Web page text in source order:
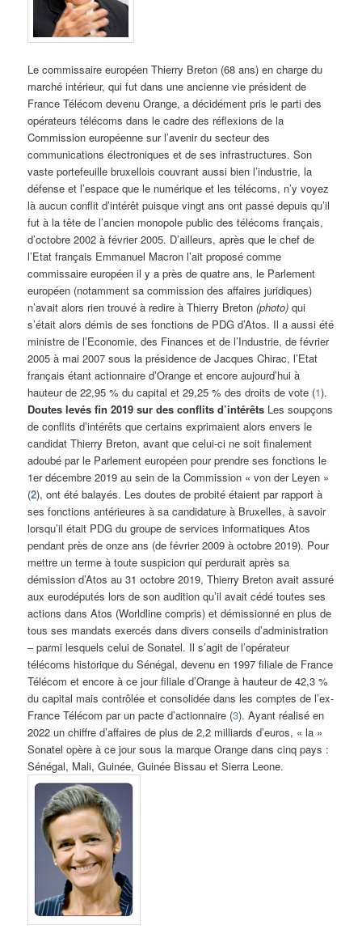
Le commissaire européen Thierry Breton (68 ans) en charge du
marché intérieur, qui fut dans une ancienne vie président de
France Télécom devenu Orange, a décidément pris le parti des
opérateurs télécoms dans le cadre des réflexions de la
Commission européenne sur l’avenir du secteur des
communications électroniques et de ses infrastructures. Son
vaste portefeuille bruxellois couvrant aussi bien l’industrie, la
défense et l’espace que le numérique et les télécoms, n’y voyez
là aucun conflit d’intérêt puisque vingt ans ont passé depuis qu’il
fut à la tête de l’ancien monopole public des télécoms français,
d’octobre 2002 à février 2005. D’ailleurs, après que le chef de
l’Etat français Emmanuel Macron l’ait proposé comme
commissaire européen il y a près de quatre ans, le Parlement
européen (notamment sa commission des affaires juridiques)
n’avait alors rien trouvé à redire à Thierry Breton(photo) qui
s’était alors démis de ses fonctions de PDG d’Atos. Il a aussi été
ministre de l’Economie, des Finances et de l’Industrie, de février
2005 à mai 2007 sous la présidence de Jacques Chirac, l’Etat
français étant actionnaire d’Orange et encore aujourd’hui à
hauteur de 22,95 % du capital et 29,25 % des droits de vote (1).
Doutes levés fin 2019 sur des conflits d’intérêts Les soupçons
de conflits d’intérêts que certains exprimaient alors envers le
candidat Thierry Breton, avant que celui-ci ne soit finalement
adoubé par le Parlement européen pour prendre ses fonctions le
1er décembre 2019 au sein de la Commission « von der Leyen »
(2), ont été balayés. Les doutes de probité étaient par rapport à
ses fonctions antérieures à sa candidature à Bruxelles, à savoir
lorsqu’il était PDG du groupe de services informatiques Atos
pendant près de onze ans (de février 2009 à octobre 2019). Pour
mettre un terme à toute suspicion qui perdurait après sa
démission d’Atos au 31 octobre 2019, Thierry Breton avait assuré
aux eurodéputés lors de son audition qu’il avait cédé toutes ses
actions dans Atos (Worldline compris) et démissionné en plus de
tous ses mandats exercés dans divers conseils d’administration
– parmi lesquels celui de Sonatel. Il s’agit de l’opérateur
télécoms historique du Sénégal, devenu en 1997 filiale de France
Télécom et encore à ce jour filiale d’Orange à hauteur de 42,3 %
du capital mais contrôlée et consolidée dans les comptes de l’ex-
France Télécom par un pacte d’actionnaire (3). Ayant réalisé en
2022 un chiffre d’affaires de plus de 2,2 milliards d’euros, « la »
Sonatel opère à ce jour sous la marque Orange dans cinq pays :
Sénégal, Mali, Guinée, Guinée Bissau et Sierra Leone.